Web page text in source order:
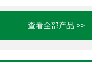
查看全部产品 >>